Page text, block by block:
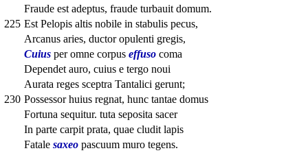
Fraude est adeptus, fraude turbauit domum.
225 Est Pelopis altis nobile in stabulis pecus,
Arcanus aries, ductor opulenti gregis,
Cuius per omne corpus effuso coma
Dependet auro, cuius e tergo noui
Aurata reges sceptra Tantalici gerunt;
230 Possessor huius regnat, hunc tantae domus
Fortuna sequitur. tuta seposita sacer
In parte carpit prata, quae cludit lapis
Fatale saxeo pascuum muro tegens.